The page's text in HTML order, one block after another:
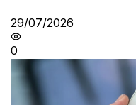
29/07/2026
0